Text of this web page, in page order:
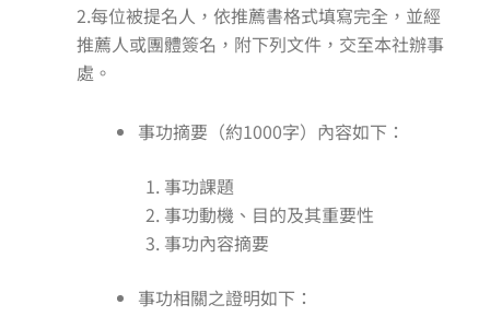
2.每位被提名人，依推薦書格式填寫完全，並經
推薦人或團體簽名，附下列文件，交至本社辦事
處。
事功摘要（約1000字）內容如下：
事功課題
事功動機、目的及其重要性
事功內容摘要
事功相關之證明如下：